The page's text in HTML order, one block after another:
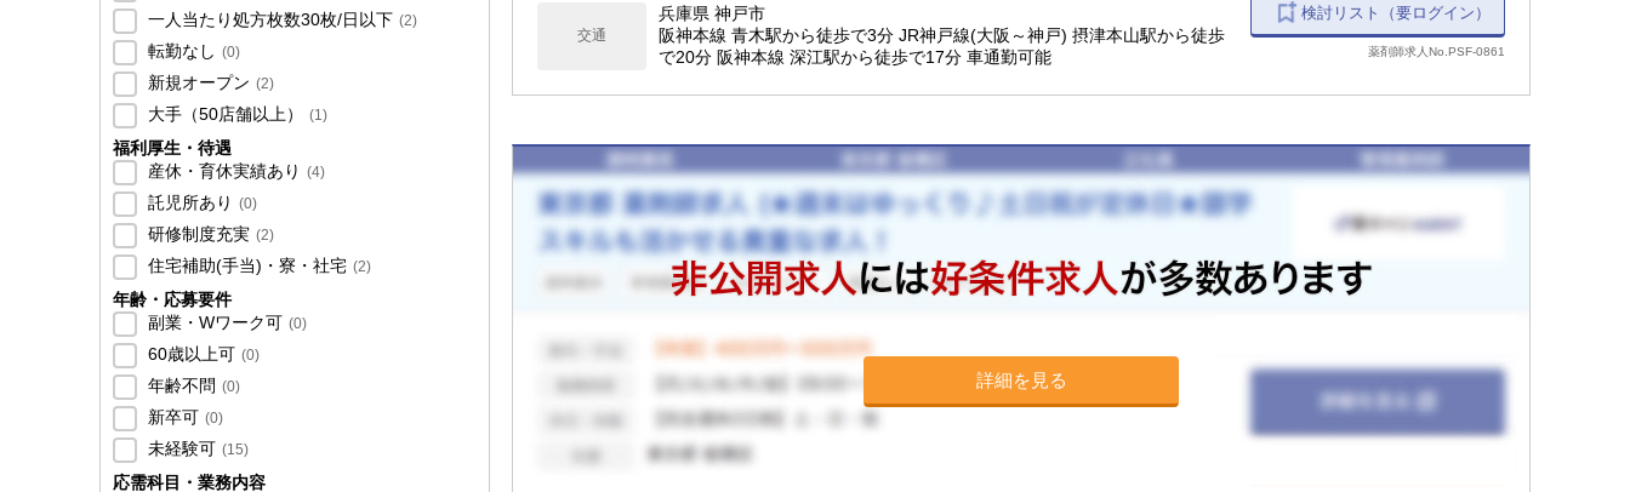
一人当たり処方枚数30枚/日以下 (2)
転勤なし (0)
新規オープン (2)
大手（50店舗以上） (1)
福利厚生・待遇
産休・育休実績あり (4)
託児所あり (0)
研修制度充実 (2)
住宅補助(手当)・寮・社宅 (2)
年齢・応募要件
副業・Wワーク可 (0)
60歳以上可 (0)
年齢不問 (0)
新卒可 (0)
未経験可 (15)
応需科目・業務内容
交通
兵庫県 神戸市
阪神本線 青木駅から徒歩で3分 JR神戸線(大阪～神戸) 摂津本山駅から徒歩
で20分 阪神本線 深江駅から徒歩で17分 車通勤可能
検討リスト（要ログイン）
薬剤師求人No.PSF-0861
詳細を見る